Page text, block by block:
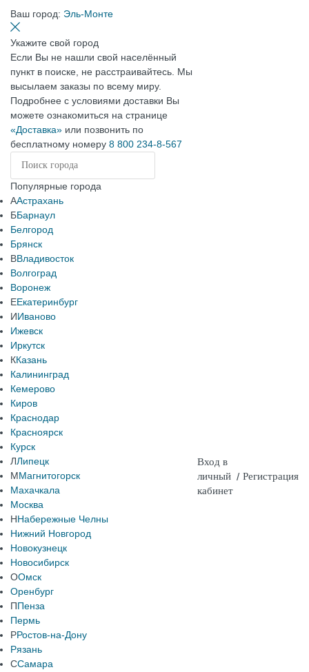
Ваш город: Эль-Монте
Укажите свой город
Если Вы не нашли свой населённый
пункт в поиске, не расстраивайтесь. Мы
высылаем заказы по всему миру.
Подробнее с условиями доставки Вы
можете ознакомиться на странице
«Доставка» или позвонить по
бесплатному номеру 8 800 234-8-567
Популярные города
ААстрахань
ББарнаул
Белгород
Брянск
ВВладивосток
Волгоград
Воронеж
ЕЕкатеринбург
ИИваново
Ижевск
Иркутск
ККазань
Калининград
Кемерово
Киров
Краснодар
Красноярск
Курск
ЛЛипецк
ММагнитогорск
Махачкала
Москва
ННабережные Челны
Нижний Новгород
Новокузнецк
Новосибирск
ООмск
Оренбург
ППенза
Пермь
РРостов-на-Дону
Рязань
ССамара
Вход в
личный
кабинет
/ Регистрация